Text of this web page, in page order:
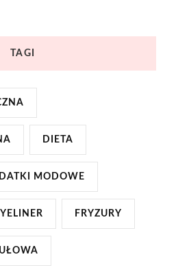
TAGI
DIETA
MODOWE
FRYZURY